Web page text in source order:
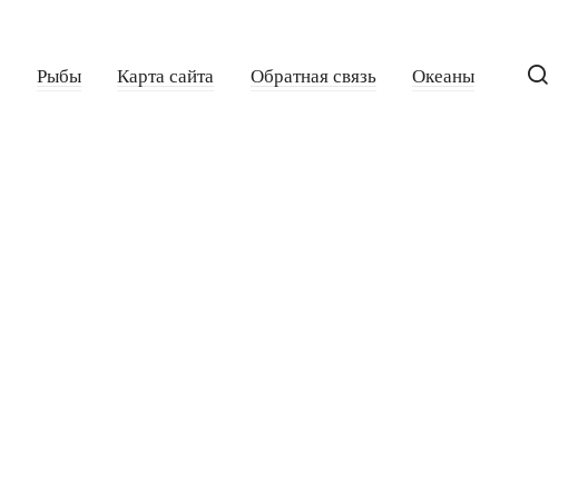
Рыбы Карта сайта Обратная связь Океаны